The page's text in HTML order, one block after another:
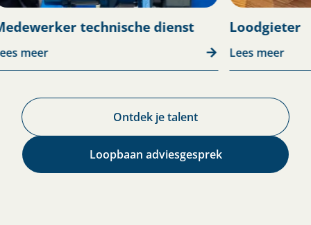
Loodgieter
Lees meer Lees
Ontdek je talent​
Loopbaan adviesgesprek